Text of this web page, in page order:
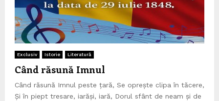
Exclusiv Istorie Literatură
Când răsună Imnul
Când răsună Imnul peste țară, Se oprește clipa în tăcere,
Și în piept tresare, iarăși, iară, Dorul sfânt de neam și de